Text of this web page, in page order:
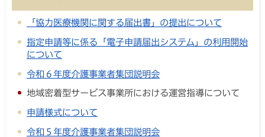
「協力医療機関に関する届出書」の提出について
指定申請等に係る「電子申請届出システム」の利用開始
について
令和６年度介護事業者集団説明会
地域密着型サービス事業所における運営指導について
申請様式について
令和５年度介護事業者集団説明会